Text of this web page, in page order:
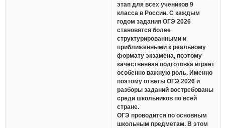
этап для всех учеников 9
класса в России. С каждым
годом задания ОГЭ 2026
становятся более
структурированными и
приближенными к реальному
формату экзамена, поэтому
качественная подготовка играет
особенно важную роль. Именно
поэтому ответы ОГЭ 2026 и
разборы заданий востребованы
среди школьников по всей
стране.
ОГЭ проводится по основным
школьным предметам. В этом